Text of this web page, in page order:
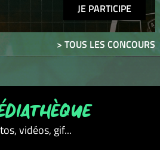
JE PARTICIPE
> TOUS LES CONCOURS
vidéos, gif...